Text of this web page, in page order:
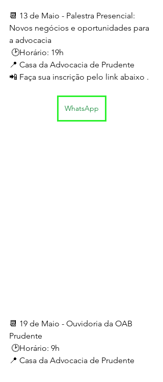
📆 13 de Maio - Palestra Presencial:
Novos negócios e oportunidades para
a advocacia
🕑Horário: 19h
📍 Casa da Advocacia de Prudente
📲 Faça sua inscrição pelo link abaixo .
WhatsApp
📆 19 de Maio - Ouvidoria da OAB
Prudente
🕑Horário: 9h
📍 Casa da Advocacia de Prudente